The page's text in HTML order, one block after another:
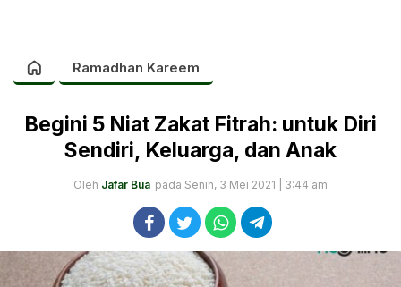
Ramadhan Kareem
Begini 5 Niat Zakat Fitrah: untuk Diri
Sendiri, Keluarga, dan Anak
Oleh Jafar Bua pada Senin, 3 Mei 2021 | 3:44 am